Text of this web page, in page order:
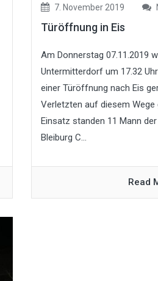
7. November 2019
Türöffnung in Eis
Am Donnerstag 07.11.2019
Untermitterdorf um 17.32
einer Türöffnung nach Eis
Verletzten auf diesem Wege
Einsatz standen 11 Mann
Bleiburg C...
Read